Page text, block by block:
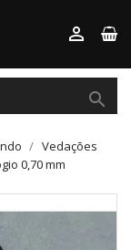


Vedações
0,70 mm